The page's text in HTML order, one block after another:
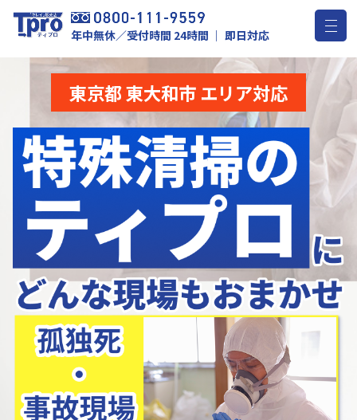
年中無休／受付時間 24時間 ｜ 即日対応
東京都 東大和市 エリア対応